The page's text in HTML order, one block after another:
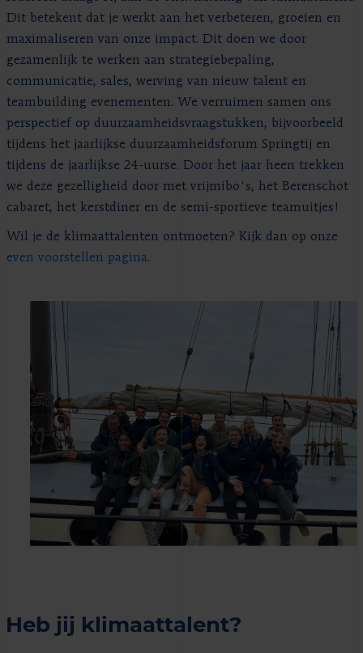
Dit betekent dat je werkt aan het verbeteren, groeien en
maximaliseren van onze impact. Dit doen we door
gezamenlijk te werken aan strategiebepaling,
communicatie, sales, werving van nieuw talent en
teambuilding evenementen. We verruimen samen ons
perspectief op duurzaamheidsvraagstukken, bijvoorbeeld
tijdens het jaarlijkse duurzaamheidsforum Springtij en
tijdens de jaarlijkse 24-uurse. Door het jaar heen trekken
we deze gezelligheid door met vrijmibo's, het Berenschot
cabaret, het kerstdiner en de semi-sportieve teamuitjes!
Wil je de klimaattalenten ontmoeten? Kijk dan op onze
even voorstellen pagina.
Heb jij klimaattalent?